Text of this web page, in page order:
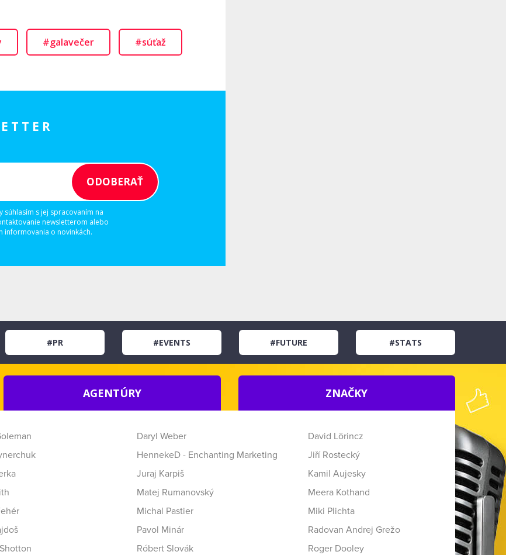
#galavečer #súťaž
súhlasím s jej spracovaním na
newsletterom alebo
informovania o novinkách.
#PR #EVENTS #FUTURE #STATS
AGENTÚRY ZNAČKY
Daryl Weber
David Lörincz
HennekeD - Enchanting Marketing
Jiří Rostecký
Juraj Karpiš
Kamil Aujesky
Matej Rumanovský
Meera Kothand
Michal Pastier
Miki Plichta
Pavol Minár
Radovan Andrej Grežo
Róbert Slovák Roger Dooley